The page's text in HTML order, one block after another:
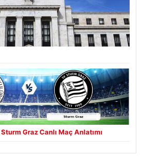
Graz Canlı Maç Anlatımı